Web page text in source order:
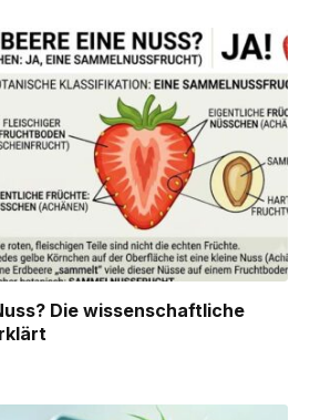
Die wissenschaftliche